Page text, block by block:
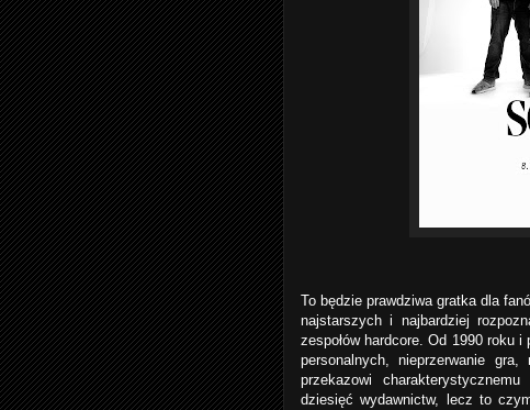
To będzie prawdziwa gratka dla
najstarszych i najbardziej
zespołów hardcore. Od 1990 roku
personalnych, nieprzerwanie
przekazowi
dziesięć wydawnictw, lecz to